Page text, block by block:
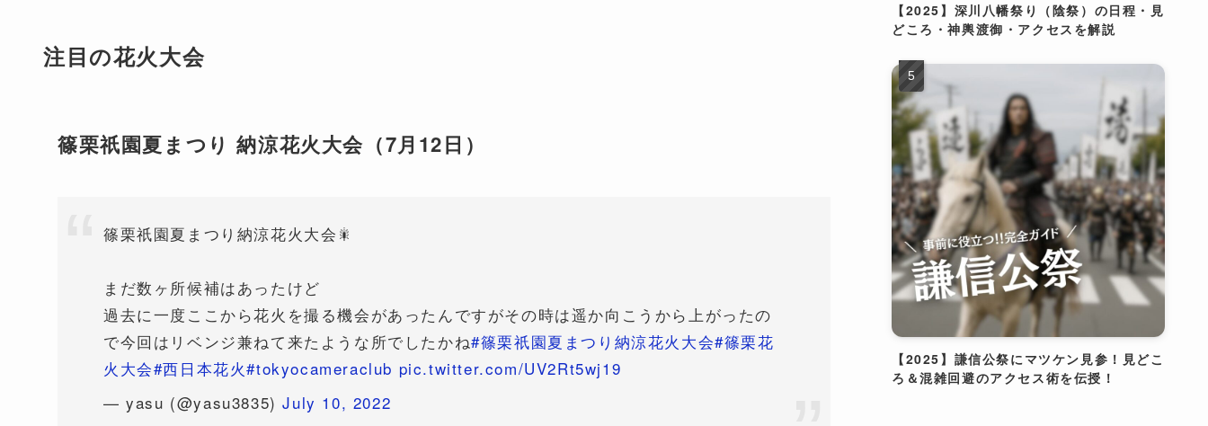
注目の花火大会
篠栗祇園夏まつり 納涼花火大会（7月12日）
篠栗祇園夏まつり納涼花火大会🎇
まだ数ヶ所候補はあったけど
過去に一度ここから花火を撮る機会があったんですがその時は遥か向こうから上がったの
で今回はリベンジ兼ねて来たような所でしたかね#篠栗祇園夏まつり納涼花火大会#篠栗花
火大会#西日本花火#tokyocameraclub pic.twitter.com/UV2Rt5wj19
— yasu (@yasu3835)July 10, 2022
【2025】深川八幡祭り（陰祭）の日程・見
どころ・神輿渡御・アクセスを解説
【2025】謙信公祭にマツケン見参！見どこ
ろ＆混雑回避のアクセス術を伝授！